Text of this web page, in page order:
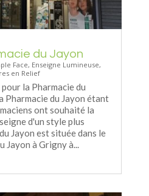
du Jayon
Face, Enseigne Lumineuse,
en Relief
la Pharmacie du
Pharmacie du Jayon étant
ont souhaité la
d'un style plus
Jayon est située dans le
Jayon à Grigny à...